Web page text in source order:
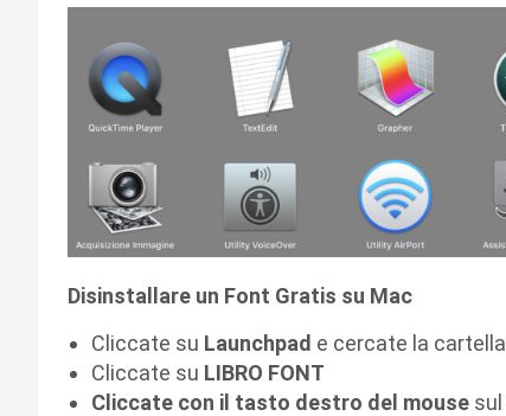
Disinstallare un Font Gratis su Mac
Cliccate su Launchpad e cercate la cartella
Cliccate su LIBRO FONT
Cliccate con il tasto destro del mouse sul